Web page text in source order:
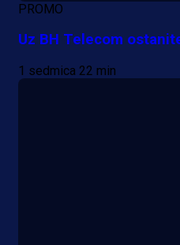
PROMO
Uz BH Telecom
1 sedmica 22 min